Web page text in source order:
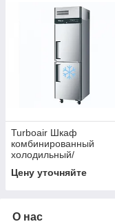
Turboair Шкаф
комбинированный
холодильный/
Цену уточняйте
О нас